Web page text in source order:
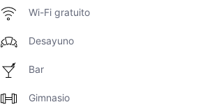
Wi-Fi gratuito
Desayuno
Bar
Gimnasio